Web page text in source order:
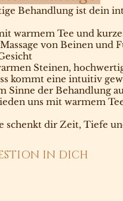
Behandlung ist dein
warmem Tee und
von Beinen und
Steinen,
kommt eine intuitiv
Sinne der Behandlung
uns mit warmem
schenkt dir Zeit, Tiefe
IN DICH